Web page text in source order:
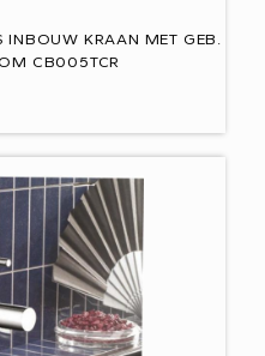
INBOUW KRAAN MET GEB.
CB005TCR